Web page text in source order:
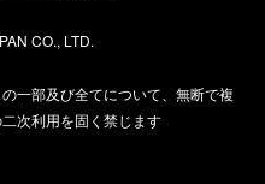
CO., LTD.
一部及び全てについて、無断で複
次利用を固く禁じます